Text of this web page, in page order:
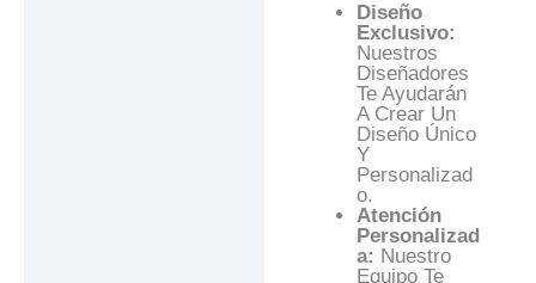
Diseño
Exclusivo:
Nuestros
Diseñadores
Te Ayudarán
A Crear Un
Diseño Único
Y
Personalizad
O.
Atención
Personalizad
A: Nuestro
Equipo Te